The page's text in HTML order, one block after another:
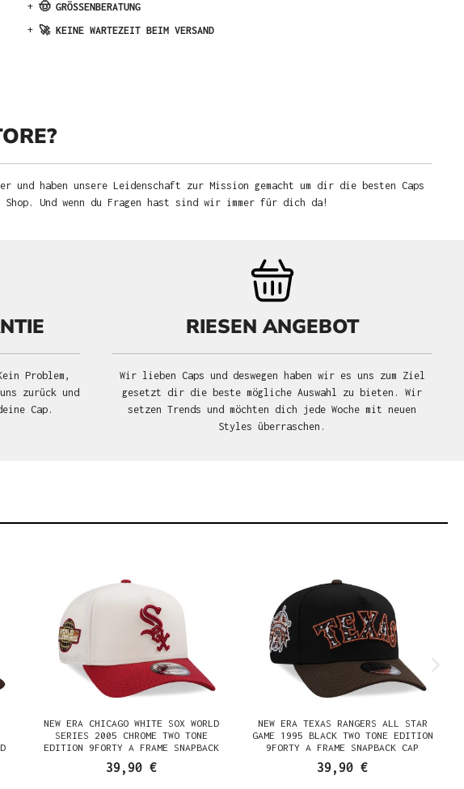
+ 🤠 GRÖSSENBERATUNG
+ 🚀 KEINE WARTEZEIT BEIM VERSAND
haben unsere Leidenschaft zur Mission gemacht um dir die besten Caps
Und wenn du Fragen hast sind wir immer für dich da!
Problem,
zurück und
Cap.
RIESEN ANGEBOT
Wir lieben Caps und deswegen haben wir es uns zum Ziel
gesetzt dir die beste mögliche Auswahl zu bieten. Wir
setzen Trends und möchten dich jede Woche mit neuen
Styles überraschen.
NEW ERA CHICAGO WHITE SOX WORLD
SERIES 2005 CHROME TWO TONE
EDITION 9FORTY A FRAME SNAPBACK
CAP
39,90 €
NEW ERA TEXAS RANGERS ALL STAR
GAME 1995 BLACK TWO TONE EDITION
9FORTY A FRAME SNAPBACK CAP
39,90 €